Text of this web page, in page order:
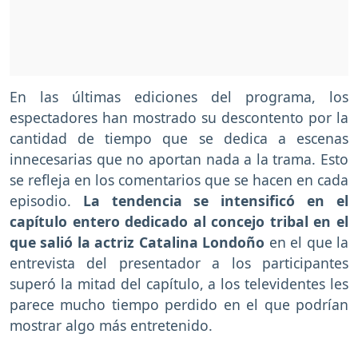
En las últimas ediciones del programa, los
espectadores han mostrado su descontento por la
cantidad de tiempo que se dedica a escenas
innecesarias que no aportan nada a la trama. Esto
se refleja en los comentarios que se hacen en cada
episodio. La tendencia se intensificó en el
capítulo entero dedicado al concejo tribal en el
que salió la actriz Catalina Londoño en el que la
entrevista del presentador a los participantes
superó la mitad del capítulo, a los televidentes les
parece mucho tiempo perdido en el que podrían
mostrar algo más entretenido.